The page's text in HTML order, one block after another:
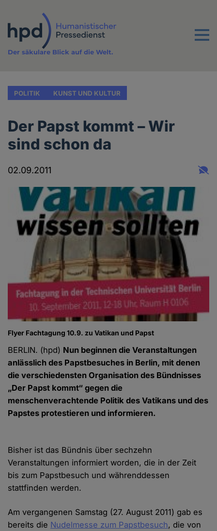
Inhalt
Menu
Der säkulare Blick auf die Welt.
POLITIK KUNST UND KULTUR
Der Papst kommt – Wir
sind schon da
02.09.2011
Flyer Fachtagung 10.9. zu Vatikan und Papst
BERLIN. (hpd) Nun beginnen die Veranstaltungen
anlässlich des Papstbesuches in Berlin, mit denen
die verschiedensten Organisation des Bündnisses
„Der Papst kommt“ gegen die
menschenverachtende Politik des Vatikans und des
Papstes protestieren und informieren.
Bisher ist das Bündnis über sechzehn
Veranstaltungen informiert worden, die in der Zeit
bis zum Papstbesuch und währenddessen
stattfinden werden.
Am vergangenen Samstag (27. August 2011) gab es
bereits die Nudelmesse zum Papstbesuch, die von